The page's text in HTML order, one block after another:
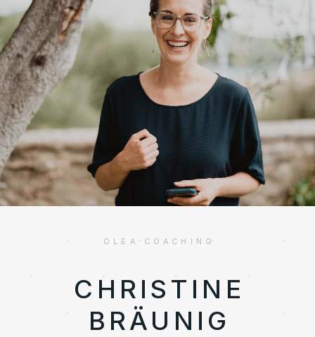
OLEA COACHING
CHRISTINE
BRÄUNIG